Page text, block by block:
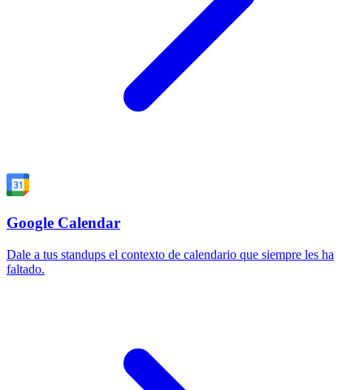
Google Calendar
Dale a tus standups el contexto de calendario que siempre les ha
faltado.